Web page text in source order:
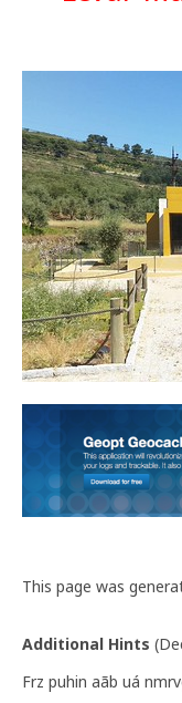
This page was
Additional Hints (
Frz puhin aãb uá